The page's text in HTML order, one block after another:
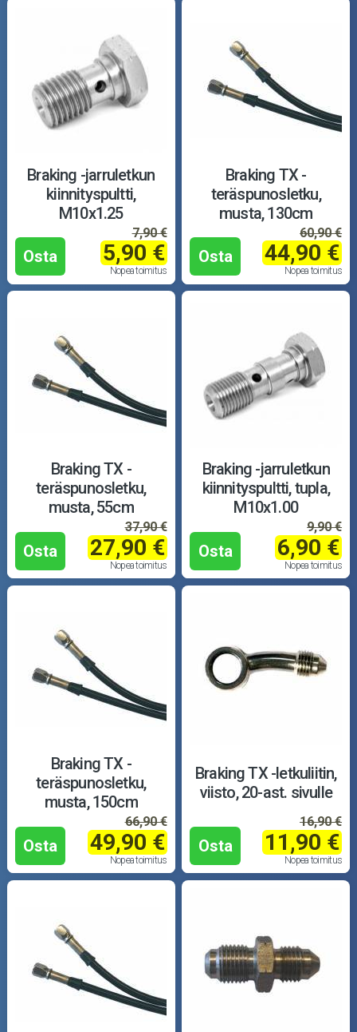
Braking -jarruletkun
kiinnityspultti,
M10x1.25
Osta
7,90 €
5,90 €
Nopea toimitus
Braking TX -
teräspunosletku,
musta, 130cm
Osta
60,90 €
44,90 €
Nopea toimitus
Braking TX -
teräspunosletku,
musta, 55cm
Osta
37,90 €
27,90 €
Nopea toimitus
Braking -jarruletkun
kiinnityspultti, tupla,
M10x1.00
Osta
9,90 €
6,90 €
Nopea toimitus
Braking TX -
teräspunosletku,
musta, 150cm
Osta
66,90 €
49,90 €
Nopea toimitus
Braking TX -letkuliitin,
viisto, 20-ast. sivulle
Osta
16,90 €
11,90 €
Nopea toimitus